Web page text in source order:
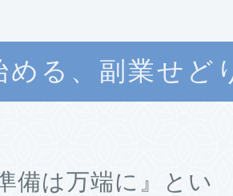
る、副業せど
備は万端に』とい